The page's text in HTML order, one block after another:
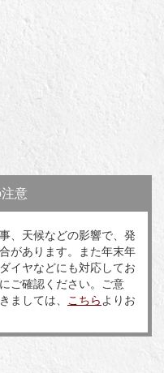
意
、天候などの影響で、発
があります。また年末年
イヤなどにも対応してお
ご確認ください。ご意
ましては、
こちら よりお